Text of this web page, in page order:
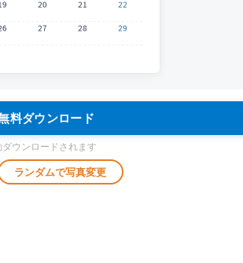
料ダウンロード
ウンロードされます
ランダムで写真変更